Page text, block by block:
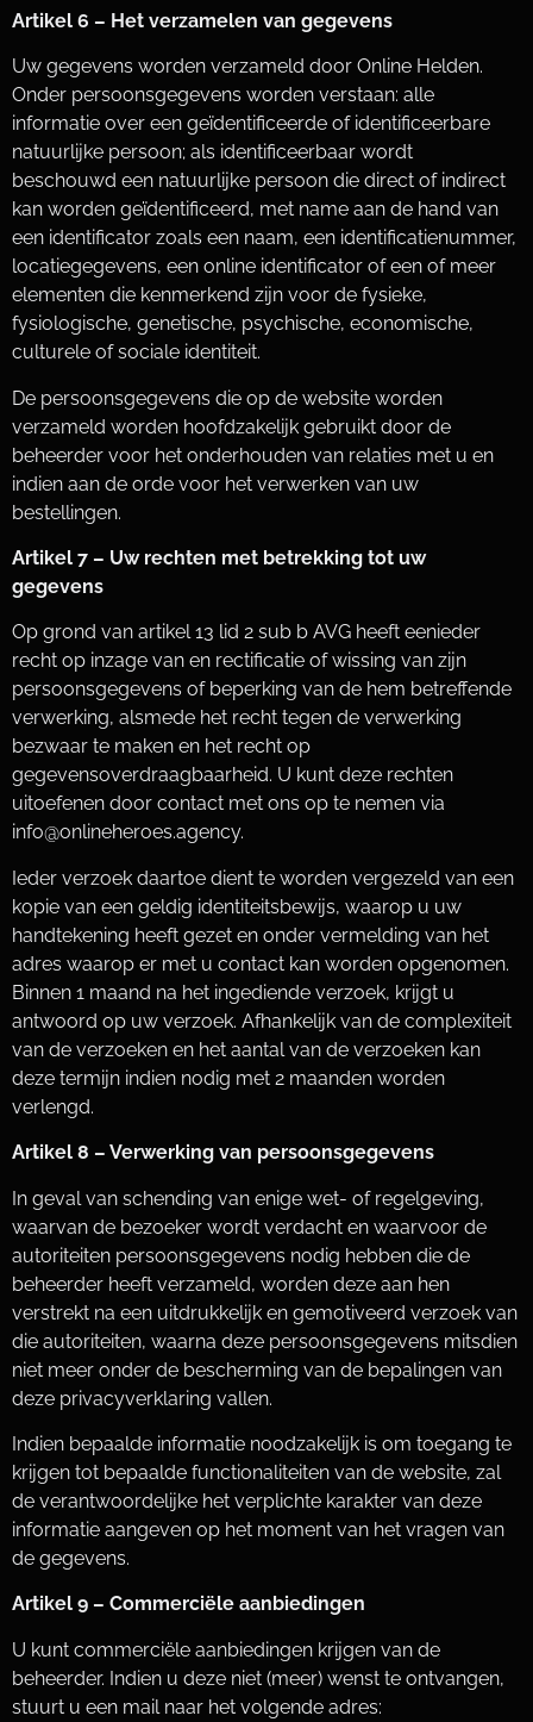
Artikel 6 – Het verzamelen van gegevens
Uw gegevens worden verzameld door Online Helden.
Onder persoonsgegevens worden verstaan: alle
informatie over een geïdentificeerde of identificeerbare
natuurlijke persoon; als identificeerbaar wordt
beschouwd een natuurlijke persoon die direct of indirect
kan worden geïdentificeerd, met name aan de hand van
een identificator zoals een naam, een identificatienummer,
locatiegegevens, een online identificator of een of meer
elementen die kenmerkend zijn voor de fysieke,
fysiologische, genetische, psychische, economische,
culturele of sociale identiteit.
De persoonsgegevens die op de website worden
verzameld worden hoofdzakelijk gebruikt door de
beheerder voor het onderhouden van relaties met u en
indien aan de orde voor het verwerken van uw
bestellingen.
Artikel 7 – Uw rechten met betrekking tot uw
gegevens
Op grond van artikel 13 lid 2 sub b AVG heeft eenieder
recht op inzage van en rectificatie of wissing van zijn
persoonsgegevens of beperking van de hem betreffende
verwerking, alsmede het recht tegen de verwerking
bezwaar te maken en het recht op
gegevensoverdraagbaarheid. U kunt deze rechten
uitoefenen door contact met ons op te nemen via
info@onlineheroes.agency.
Ieder verzoek daartoe dient te worden vergezeld van een
kopie van een geldig identiteitsbewijs, waarop u uw
handtekening heeft gezet en onder vermelding van het
adres waarop er met u contact kan worden opgenomen.
Binnen 1 maand na het ingediende verzoek, krijgt u
antwoord op uw verzoek. Afhankelijk van de complexiteit
van de verzoeken en het aantal van de verzoeken kan
deze termijn indien nodig met 2 maanden worden
verlengd.
Artikel 8 – Verwerking van persoonsgegevens
In geval van schending van enige wet- of regelgeving,
waarvan de bezoeker wordt verdacht en waarvoor de
autoriteiten persoonsgegevens nodig hebben die de
beheerder heeft verzameld, worden deze aan hen
verstrekt na een uitdrukkelijk en gemotiveerd verzoek van
die autoriteiten, waarna deze persoonsgegevens mitsdien
niet meer onder de bescherming van de bepalingen van
deze privacyverklaring vallen.
Indien bepaalde informatie noodzakelijk is om toegang te
krijgen tot bepaalde functionaliteiten van de website, zal
de verantwoordelijke het verplichte karakter van deze
informatie aangeven op het moment van het vragen van
de gegevens.
Artikel 9 – Commerciële aanbiedingen
U kunt commerciële aanbiedingen krijgen van de
beheerder. Indien u deze niet (meer) wenst te ontvangen,
stuurt u een mail naar het volgende adres: